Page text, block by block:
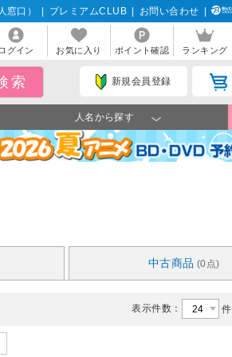
窓口） プレミアムCLUB お問い合わせ
グイン お気に入り ポイント確認 ランキング
新規会員登録
人名から探す
中古商品 (0点)
表示件数： 件